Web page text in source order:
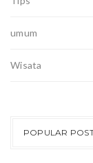
umum
Wisata
POPULAR